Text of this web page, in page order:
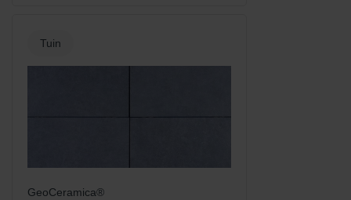
Tuin
GeoCeramica®